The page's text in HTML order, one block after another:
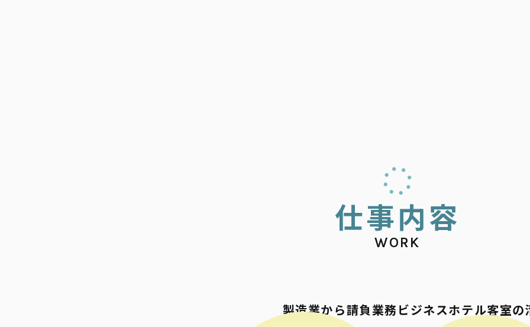
仕事内容
WORK
製造業から請負業務ビジネスホテル客室の